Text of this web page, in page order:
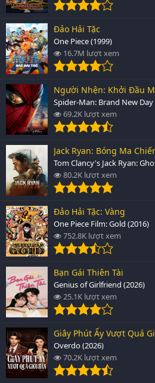
Đảo Hải Tặc
One Piece (1999)
16.7M lượt xem
Người Nhện: Khởi Đầu
Spider-Man: Brand New Day
69.2K lượt xem
Jack Ryan: Bóng Ma
Tom Clancy's Jack Ryan:
80.2K lượt xem
Đảo Hải Tặc: Vàng
One Piece Film: Gold (2016)
752.8K lượt xem
Bạn Gái Thiên Tài
Genius of Girlfriend (2026)
25.1K lượt xem
Giây Phút Ấy Vượt Quá
Overdo (2026)
70.2K lượt xem